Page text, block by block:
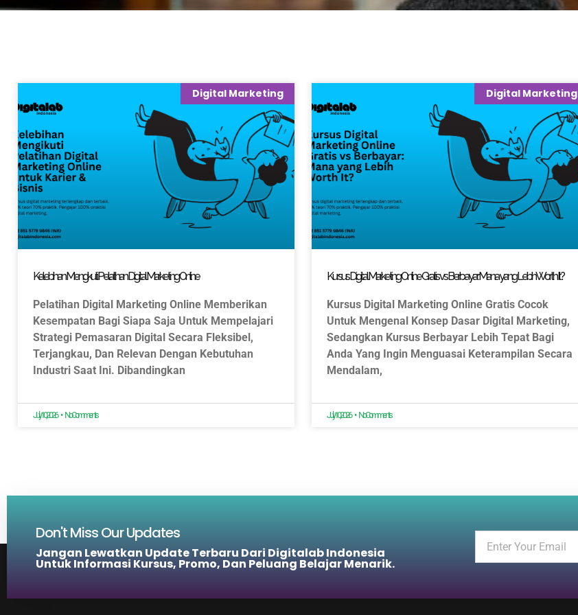
Digital Marketing
Kelebihan Mengikuti Pelatihan Digital Marketing Online
Pelatihan Digital Marketing Online Memberikan
Kesempatan Bagi Siapa Saja Untuk Mempelajari
Strategi Pemasaran Digital Secara Fleksibel,
Terjangkau, Dan Relevan Dengan Kebutuhan
Industri Saat Ini. Dibandingkan
July 10, 2026 No Comments
Digital Marketing
Kursus Digital Marketing Online Gratis vs Berbayar: Mana yang Lebih Worth It?
Kursus Digital Marketing Online Gratis Cocok
Untuk Mengenal Konsep Dasar Digital Marketing,
Sedangkan Kursus Berbayar Lebih Tepat Bagi
Anda Yang Ingin Menguasai Keterampilan Secara
Mendalam,
July 10, 2026 No Comments
Don't Miss Our Updates
Jangan Lewatkan Update Terbaru Dari Digitalab Indonesia
Untuk Informasi Kursus, Promo, Dan Peluang Belajar Menarik.